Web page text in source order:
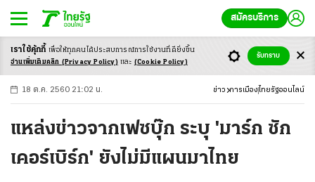
สมัครบริการ
-ก ก ก+
18 ต.ค. 2560 21:02 น. ข่าว การเมือง ไทยรัฐออนไลน์
แหล่งข่าวจากเฟซบุ๊ก ระบุ 'มาร์ก ซัก
เคอร์เบิร์ก' ยังไม่มีแผนมาไทย
เราใช้คุ้กกี้ เพื่อให้ทุกคนได้ประสบการณ์การใช้งานที่ดียิ่งขึ้น
อ่านเพิ่มเติมคลิก (Privacy Policy) และ (Cookie Policy)
รับทราบ